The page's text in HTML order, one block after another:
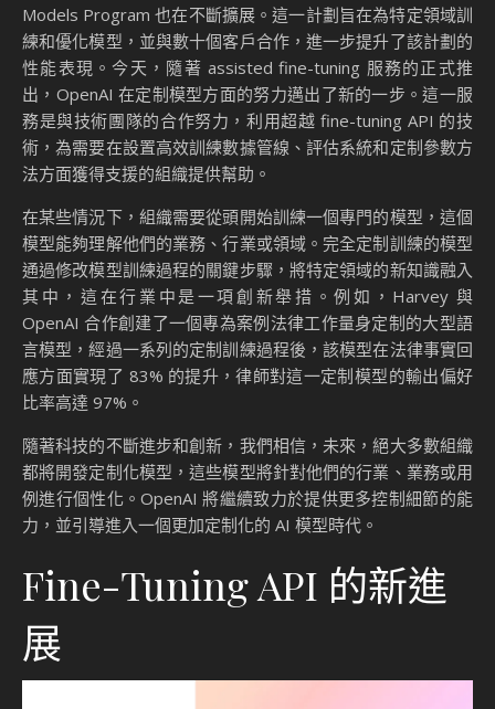
Models Program 也在不斷擴展。這一計劃旨在為特定領域訓
練和優化模型，並與數十個客戶合作，進一步提升了該計劃的
性能表現。今天，隨著 assisted fine-tuning 服務的正式推
出，OpenAI 在定制模型方面的努力邁出了新的一步。這一服
務是與技術團隊的合作努力，利用超越 fine-tuning API 的技
術，為需要在設置高效訓練數據管線、評估系統和定制參數方
法方面獲得支援的組織提供幫助。
在某些情況下，組織需要從頭開始訓練一個專門的模型，這個
模型能夠理解他們的業務、行業或領域。完全定制訓練的模型
通過修改模型訓練過程的關鍵步驟，將特定領域的新知識融入
其中，這在行業中是一項創新舉措。例如，Harvey 與
OpenAI 合作創建了一個專為案例法律工作量身定制的大型語
言模型，經過一系列的定制訓練過程後，該模型在法律事實回
應方面實現了 83% 的提升，律師對這一定制模型的輸出偏好
比率高達 97%。
隨著科技的不斷進步和創新，我們相信，未來，絕大多數組織
都將開發定制化模型，這些模型將針對他們的行業、業務或用
例進行個性化。OpenAI 將繼續致力於提供更多控制細節的能
力，並引導進入一個更加定制化的 AI 模型時代。
Fine-Tuning API 的新進
展